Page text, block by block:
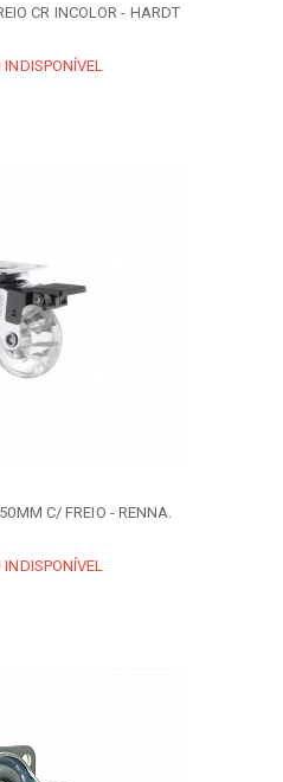
CR INCOLOR - HARDT
INDISPONÍVEL
C/ FREIO - RENNA.
INDISPONÍVEL